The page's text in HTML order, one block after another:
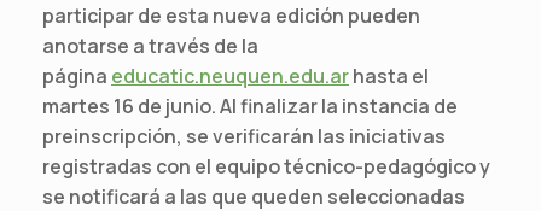
participar de esta nueva edición pueden
anotarse a través de la
página educatic.neuquen.edu.arhasta el
martes 16 de junio. Al finalizar la instancia de
preinscripción, se verificarán las iniciativas
registradas con el equipo técnico-pedagógico y
se notificará a las que queden seleccionadas